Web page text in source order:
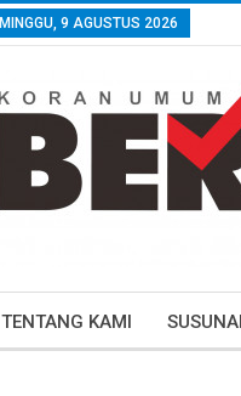
MINGGU, 9 AGUSTUS 2026
TENTANG KAMI